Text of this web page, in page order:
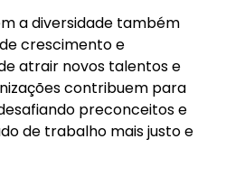
a diversidade também
crescimento e
atrair novos talentos e
contribuem para
preconceitos e
de trabalho mais justo e